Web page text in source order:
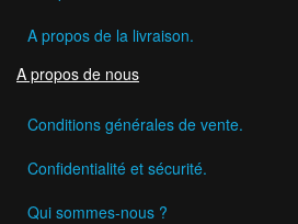
A propos de la livraison.
A propos de nous
Conditions générales de vente.
Confidentialité et sécurité.
Qui sommes-nous ?